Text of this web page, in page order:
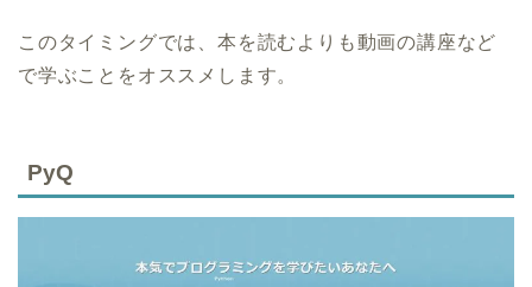
このタイミングでは、本を読むよりも動画の講座など
で学ぶことをオススメします。
PyQ